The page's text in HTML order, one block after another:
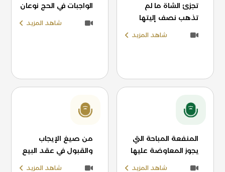
تجزئ الشاة ما لم
تذهب نصف إليتها
شاهد المزيد
الواجبات في الحج نوعان
شاهد المزيد
المنفعة المباحة التي
يجوز المعاوضة عليها
شاهد المزيد
من صيغ الإيجاب
والقبول في عقد البيع
شاهد المزيد